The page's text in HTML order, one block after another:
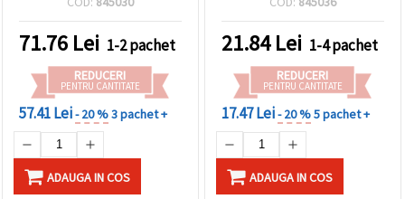
71.76 Lei 1-2 pachet
REDUCERI
PENTRU CANTITATE
57.41 Lei- 20 %3 pachet +
ADAUGA IN COS
pentru școală, birou și
manuale
21.84Lei 1-4 pachet
REDUCERI
PENTRU CANTITATE
17.47 Lei- 20 %5 pachet +
ADAUGA IN COS